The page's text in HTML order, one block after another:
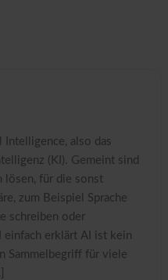
also das
(KI). Gemeint sind
lösen, für die sonst
zum Beispiel Sprache
schreiben oder
einfach erklärt AI ist kein
Sammelbegriff für viele